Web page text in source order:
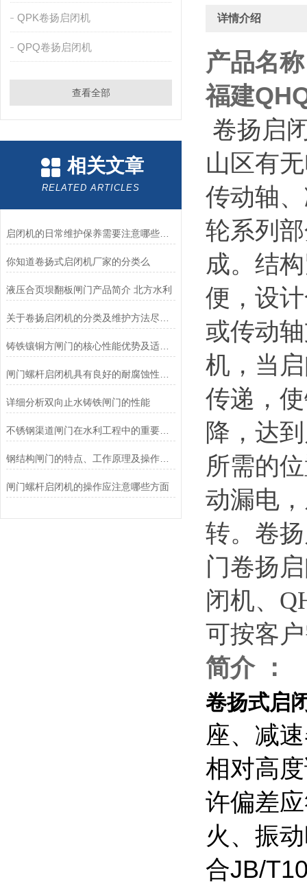
QPK卷扬启闭机
QPQ卷扬启闭机
查看全部
相关文章
RELATED ARTICLES
启闭机的日常维护保养需要注意哪些方面？
你知道卷扬式启闭机厂家的分类么
液压合页坝翻板闸门产品简介 北方水利
铸铁镶铜方闸门的核心性能优势及适用场景
详细分析双向止水铸铁闸门的性能
不锈钢渠道闸门在水利工程中的重要作用
钢结构闸门的特点、工作原理及操作使用方法
闸门螺杆启闭机的操作应注意哪些方面
详情介绍
产品名
福建
卷扬启
山区有
传动轴
轮系列
成。结
便，设
或传动
机，当
传递，
降，达
所需的
动漏电
转。 卷
门卷扬
闭机、
可按客
简介：
卷扬式启
座、减
相对高
许偏差
火、振
合JB/